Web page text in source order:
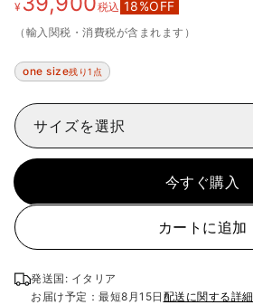
¥ 税込 18%OFF
（輸入関税・消費税が含まれます）
one size残り1点
サイズを選択
今すぐ購入
カートに追加
発送国: イタリア
お届け予定：最短8月15日 配送に関する詳細